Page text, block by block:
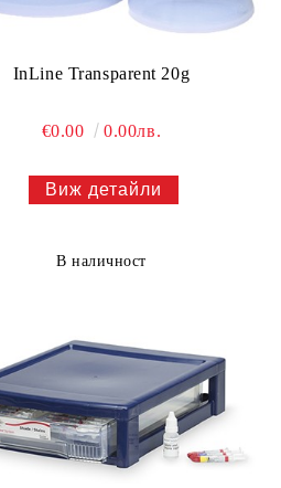
InLine Transparent 20g
€0.00 0.00лв.
Виж детайли
В наличност